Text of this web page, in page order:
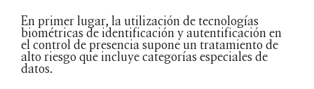
En primer lugar, la utilización de tecnologías
biométricas de identificación y autentificación en
el control de presencia supone un tratamiento de
alto riesgo que incluye categorías especiales de
datos.